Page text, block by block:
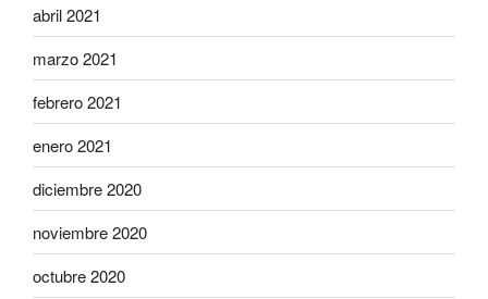
abril 2021
marzo 2021
febrero 2021
enero 2021
diciembre 2020
noviembre 2020
octubre 2020